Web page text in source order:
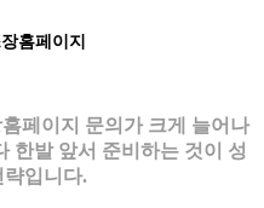
홈페이지
페이지 문의가 크게 늘어나
한발 앞서 준비하는 것이 성
략입니다.